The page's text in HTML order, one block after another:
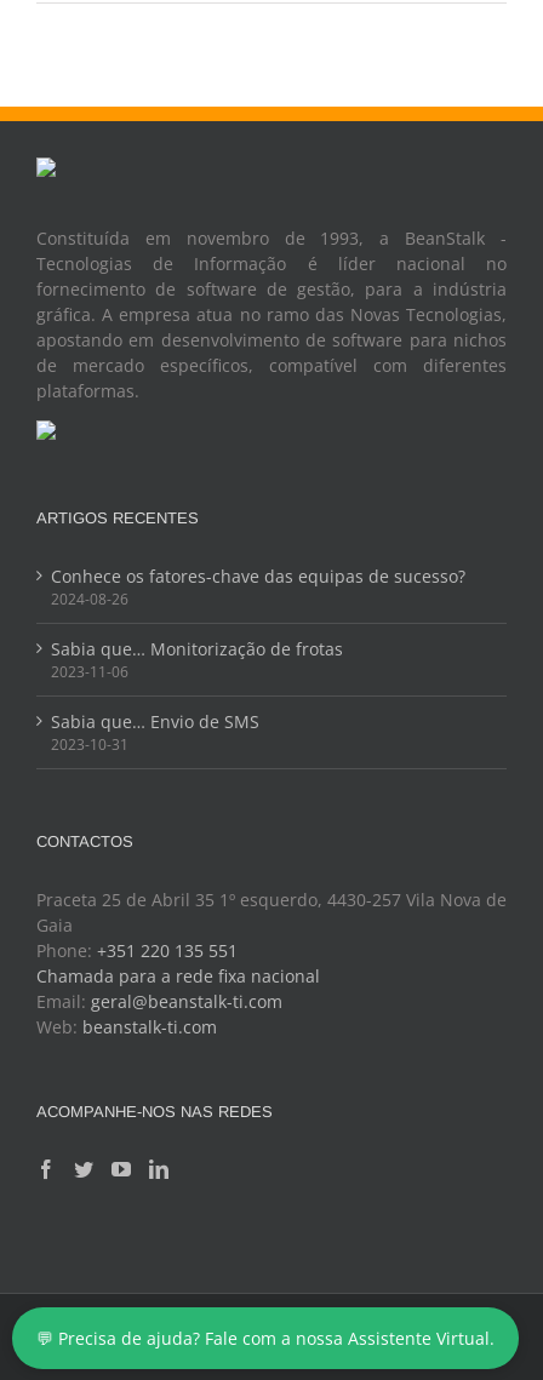
Constituída em novembro de 1993, a BeanStalk -
Tecnologias de Informação é líder nacional no
fornecimento de software de gestão, para a indústria
gráfica. A empresa atua no ramo das Novas Tecnologias,
apostando em desenvolvimento de software para nichos
de mercado específicos, compatível com diferentes
plataformas.
ARTIGOS RECENTES
Conhece os fatores-chave das equipas de sucesso?
2024-08-26
Sabia que… Monitorização de frotas
2023-11-06
Sabia que… Envio de SMS
2023-10-31
CONTACTOS
Praceta 25 de Abril 35 1º esquerdo, 4430-257 Vila Nova de
Gaia
Phone: +351 220 135 551
Chamada para a rede fixa nacional
Email: geral@beanstalk-ti.com
Web: beanstalk-ti.com
ACOMPANHE-NOS NAS REDES
Copyright 2024 - BeanStalk - Tecnologias de Informação
Facebook
TwitterYouTubeLinkedIn
💬 Precisa de ajuda? Fale com a nossa Assistente Virtual.